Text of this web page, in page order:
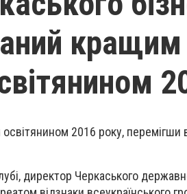
кращим
2016 року, перемігши в
директор Черкаського